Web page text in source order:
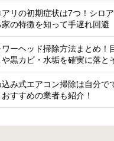
アリの初期症状は7つ！シロ
家の特徴を知って手遅れ回避
ワーヘッド掃除方法まとめ！
や黒カビ・水垢を確実に落と
み式エアコン掃除は自分で
すすめの業者も紹介！